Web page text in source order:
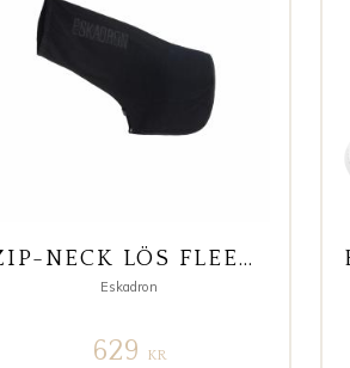
ZIP-NECK LÖS FLEECE-HALS
Eskadron
629 KR